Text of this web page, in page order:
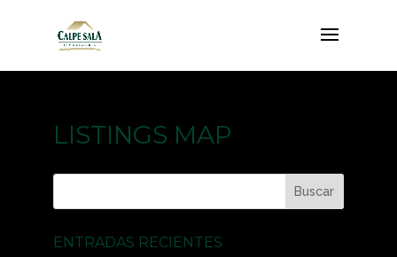
LISTINGS MAP
ENTRADAS RECIENTES